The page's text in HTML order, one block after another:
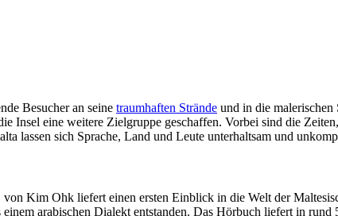
Besucher an seine traumhaften Strände und in die malerischen
Insel eine weitere Zielgruppe geschaffen. Vorbei sind die
lassen sich Sprache, Land und Leute unterhaltsam und
von Kim Ohk liefert einen ersten Einblick in die Welt der
arabischen Dialekt entstanden. Das Hörbuch liefert in